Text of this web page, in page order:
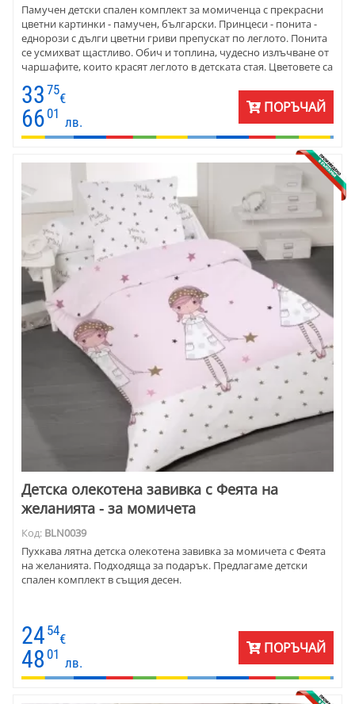
Памучен детски спален комплект за момичeнца с прекрасни
цветни картинки - памучен, български. Принцеси - понита -
еднорози с дълги цветни гриви препускат по леглото. Понита
се усмихват щастливо. Обич и топлина, чудесно излъчване от
чаршафите, които красят леглото в детската стая. Цветовете са
отлично качество - ранфорс.
33 75
€
66 01
лв.
ПОРЪЧАЙ
Детска олекотена завивка с Феята на
желанията - за момичета
Код: BLN0039
Пухкава лятна детска олекотена завивка за момичета с Феята
на желанията. Подходяща за подарък. Предлагаме детски
спален комплект в същия десен.
24 54
€
48 01
лв.
ПОРЪЧАЙ